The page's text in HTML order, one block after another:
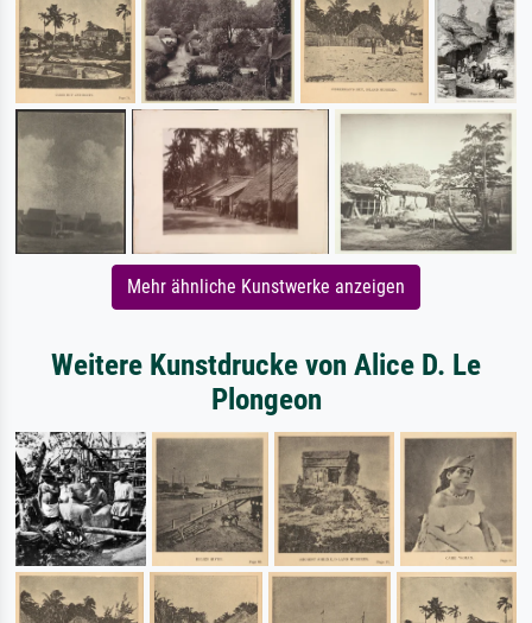
Mehr ähnliche Kunstwerke anzeigen
Weitere Kunstdrucke von Alice D. Le
Plongeon